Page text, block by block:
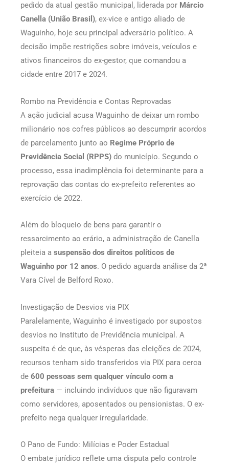
pedido da atual gestão municipal, liderada por Márcio
Canella (União Brasil), ex-vice e antigo aliado de
Waguinho, hoje seu principal adversário político. A
decisão impõe restrições sobre imóveis, veículos e
ativos financeiros do ex-gestor, que comandou a
cidade entre 2017 e 2024.
Rombo na Previdência e Contas Reprovadas
A ação judicial acusa Waguinho de deixar um rombo
milionário nos cofres públicos ao descumprir acordos
de parcelamento junto ao Regime Próprio de
Previdência Social (RPPS) do município. Segundo o
processo, essa inadimplência foi determinante para a
reprovação das contas do ex-prefeito referentes ao
exercício de 2022.
Além do bloqueio de bens para garantir o
ressarcimento ao erário, a administração de Canella
pleiteia a suspensão dos direitos políticos de
Waguinho por 12 anos. O pedido aguarda análise da 2ª
Vara Cível de Belford Roxo.
Investigação de Desvios via PIX
Paralelamente, Waguinho é investigado por supostos
desvios no Instituto de Previdência municipal. A
suspeita é de que, às vésperas das eleições de 2024,
recursos tenham sido transferidos via PIX para cerca
de 600 pessoas sem qualquer vínculo com a
prefeitura — incluindo indivíduos que não figuravam
como servidores, aposentados ou pensionistas. O ex-
prefeito nega qualquer irregularidade.
O Pano de Fundo: Milícias e Poder Estadual
O embate jurídico reflete uma disputa pelo controle